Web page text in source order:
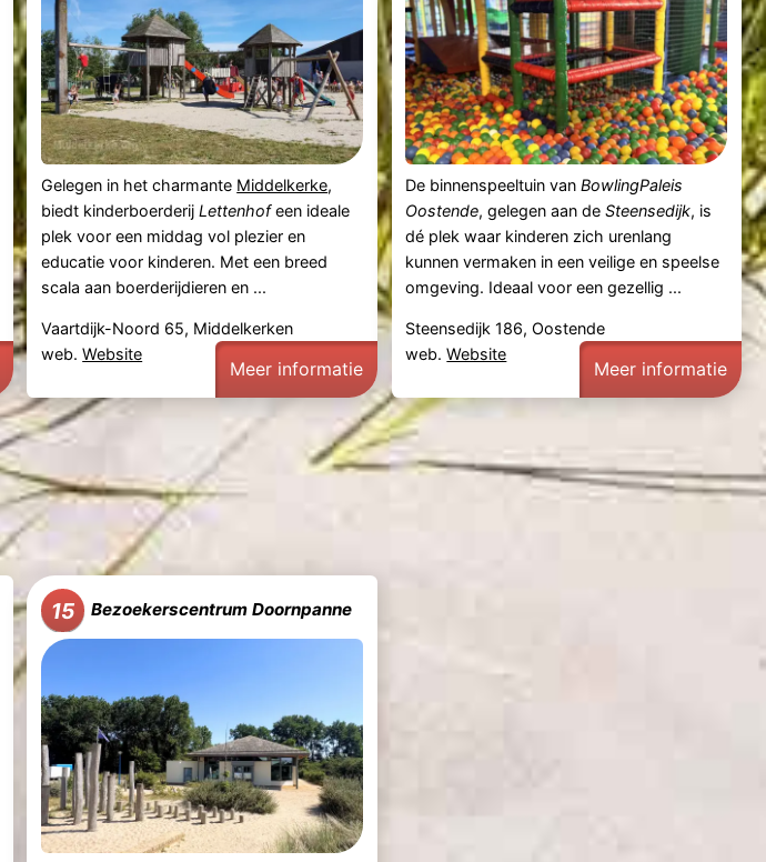
Gelegen in het charmante Middelkerke,
biedt kinderboerderijLettenhofeen ideale
plek voor een middag vol plezier en
educatie voor kinderen. Met een breed
scala aan boerderijdieren en ...
Vaartdijk-Noord 65, Middelkerken
web.Website
Meer informatie
De binnenspeeltuin vanBowlingPaleis
Oostende, gelegen aan deSteensedijk, is
dé plek waar kinderen zich urenlang
kunnen vermaken in een veilige en speelse
omgeving. Ideaal voor een gezellig ...
Steensedijk 186, Oostende
web.Website
Meer informatie
15 Bezoekerscentrum Doornpanne